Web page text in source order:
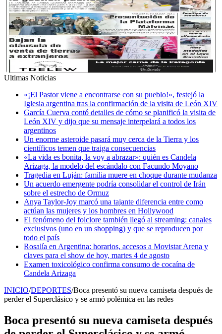
Ultimas Noticias
«¡El Pastor viene a encontrarse con su pueblo!», festejó la
Iglesia argentina tras la confirmación de la visita de León XIV
García Cuerva contó detalles de cómo se planificó la visita de
León XIV y dijo que su mensaje interpelará a todos los
argentinos
Un enorme asteroide pasará muy cerca de la Tierra y los
científicos temen que traiga consecuencias
«La vida es bonita, la voy a abrazar»: quién es Candela
Arizaga, la modelo del escándalo con Facundo Moyano
Tragedia en Luján: familia muere en choque durante mudanza
Un acuerdo emergente podría consolidar el control de Irán
sobre el estrecho de Ormuz
Anya Taylor-Joy marcó una tajante diferencia entre como
actúan las mujeres y los hombres en Hollywood
El fenómeno del folclore también llegó al streaming: canales
exclusivos (uno en un shopping) y que se reproducen por
todo el país
Rosalía en Argentina: horarios, accesos a Movistar Arena y
claves para el show de hoy, martes 4 de agosto
Examen toxicológico confirma consumo de cocaína de
Candela Arizaga
INICIO/DEPORTES/Boca presentó su nueva camiseta después de
perder el Superclásico y se armó polémica en las redes
Boca presentó su nueva camiseta después